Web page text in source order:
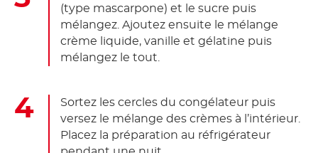
(type mascarpone) et le sucre puis
mélangez. Ajoutez ensuite le mélange
crème liquide, vanille et gélatine puis
mélangez le tout.
Sortez les cercles du congélateur puis
versez le mélange des crèmes à l’intérieur.
Placez la préparation au réfrigérateur